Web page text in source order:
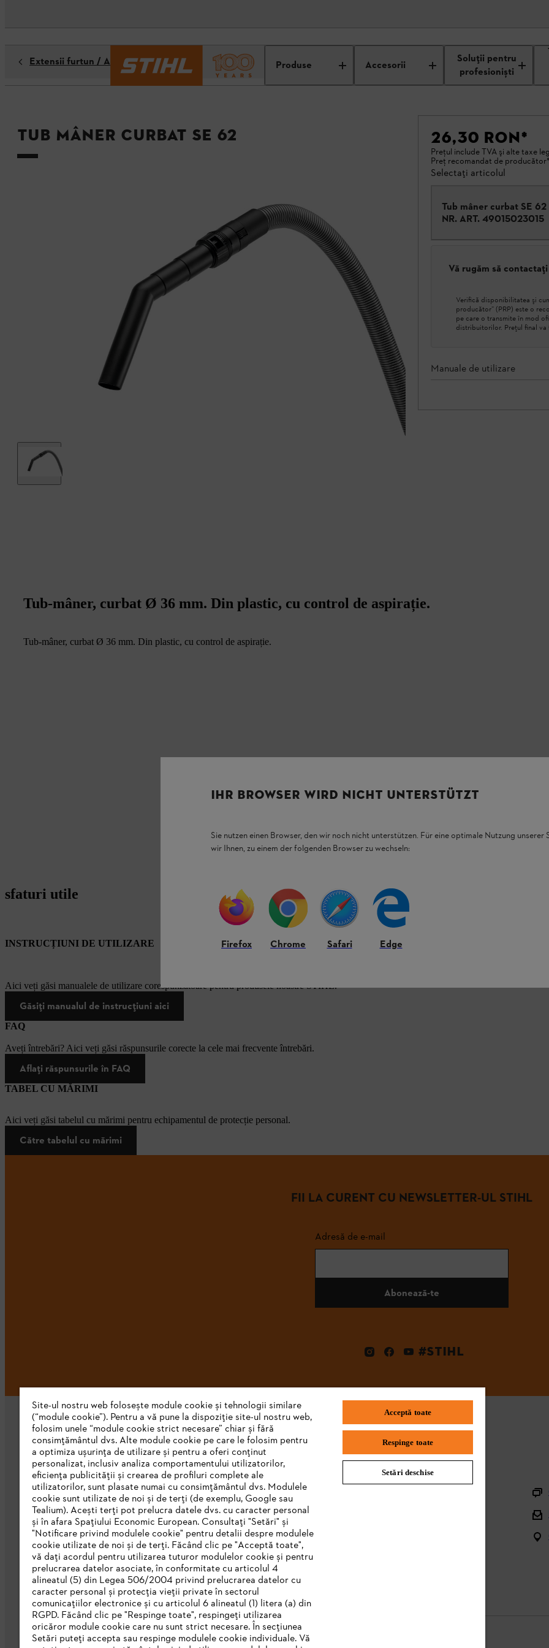
Produse Accesorii
Soluții pentru
profesioniști
Extensii furtun / Adaptoare
Tub mâner curbat SE 62 26,30 RON*
Preţul include TVA şi alte taxe
Preţ recomandat de producător*
Selectați articolul
Tub mâner curbat SE 62
NR. ART. 49015023015
Vă rugăm să
Verifică disponibilitatea şi
producător” (PRP) este o
pe care o transmite în mod
distribuitorilor. Prețul final va
Manuale de utilizare
Tub-mâner, curbat Ø 36 mm. Din plastic, cu control de aspirație.
Tub-mâner, curbat Ø 36 mm. Din plastic, cu control de aspirație.
sfaturi utile
INSTRUCȚIUNI DE UTILIZARE
Aici veți găsi manualele de utilizare corespunzătoare pentru produsele noastre STIHL.
Găsiți manualul de instrucțiuni aici
FAQ
Aveți întrebări? Aici veți găsi răspunsurile corecte la cele mai frecvente întrebări.
Aflați răspunsurile în FAQ
TABEL CU MĂRIMI
Aici veți găsi tabelul cu mărimi pentru echipamentul de protecție personal.
Către tabelul cu mărimi
FII LA CURENT CU NEWSLETTER-UL STIHL
Adresă de e-mail
Abonează-te
#STIHL
STIHL Romania
Despre noi
Catalog
Linia de Integritate STIHL
Informaţii Utile
IHR BROWSER WIRD NICHT UNTERSTÜTZT
Sie nutzen einen Browser, den wir noch nicht unterstützen. Für eine optimale Nutzung unserer
wir Ihnen, zu einem der folgenden Browser zu wechseln:
Firefox Chrome Safari Edge
Site-ul nostru web folosește module cookie și tehnologii similare
(“module cookie”). Pentru a vă pune la dispoziție site-ul nostru web,
folosim unele “module cookie strict necesare” chiar și fără
consimțământul dvs. Alte module cookie pe care le folosim pentru
a optimiza ușurința de utilizare și pentru a oferi conținut
personalizat, inclusiv analiza comportamentului utilizatorilor,
eficiența publicității și crearea de profiluri complete ale
utilizatorilor, sunt plasate numai cu consimțământul dvs. Modulele
cookie sunt utilizate de noi și de terți (de exemplu, Google sau
Tealium). Acești terți pot prelucra datele dvs. cu caracter personal
și în afara Spațiului Economic European. Consultați "Setări" și
"Notificare privind modulele cookie" pentru detalii despre modulele
cookie utilizate de noi și de terți. Făcând clic pe "Acceptă toate",
vă dați acordul pentru utilizarea tuturor modulelor cookie și pentru
prelucrarea datelor asociate, în conformitate cu articolul 4
alineatul (5) din Legea 506/2004 privind prelucrarea datelor cu
caracter personal și protecția vieții private în sectorul
comunicațiilor electronice și cu articolul 6 alineatul (1) litera (a) din
RGPD. Făcând clic pe "Respinge toate", respingeți utilizarea
oricăror module cookie care nu sunt strict necesare. În secțiunea
Setări puteți accepta sau respinge modulele cookie individuale. Vă
Acceptă toate
Respinge toate
Setări deschise